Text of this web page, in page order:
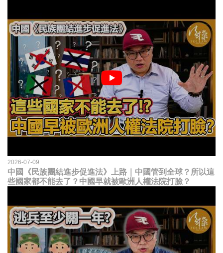
2026-07-09
中國《民族團結進步促進法》上路｜中國管到全球？所以這
些國家都不能去了？中國早就被歐洲人權法院打臉？